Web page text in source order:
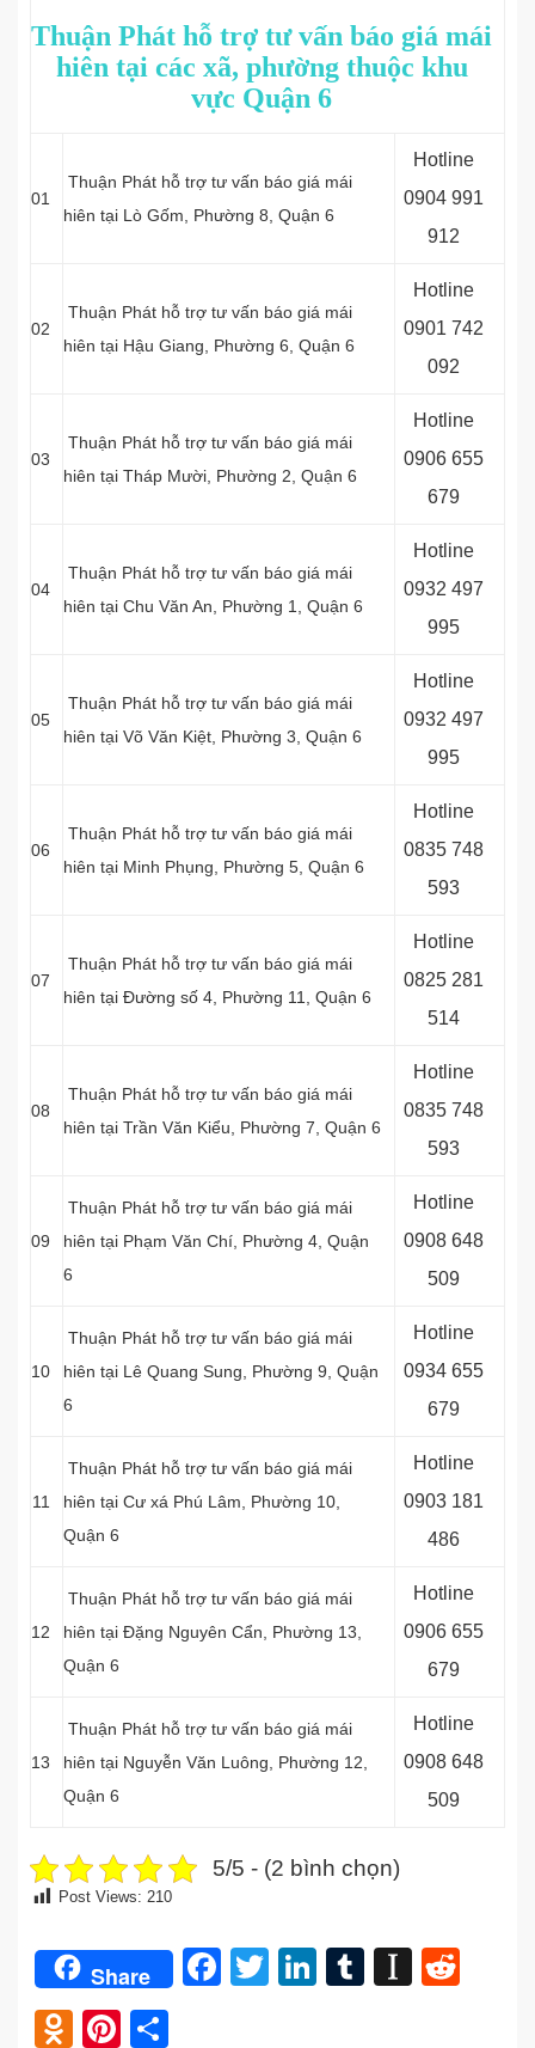
Thuận Phát hỗ trợ tư vấn báo giá mái
hiên tại các xã, phường thuộc khu
vực Quận 6
01
Thuận Phát hỗ trợ tư vấn báo giá mái
hiên tại Lò Gốm, Phường 8, Quận 6
Hotline
0904 991
912
02
Thuận Phát hỗ trợ tư vấn báo giá mái
hiên tại Hậu Giang, Phường 6, Quận 6
Hotline
0901 742
092
03
Thuận Phát hỗ trợ tư vấn báo giá mái
hiên tại Tháp Mười, Phường 2, Quận 6
Hotline
0906 655
679
04
Thuận Phát hỗ trợ tư vấn báo giá mái
hiên tại Chu Văn An, Phường 1, Quận 6
Hotline
0932 497
995
05
Thuận Phát hỗ trợ tư vấn báo giá mái
hiên tại Võ Văn Kiệt, Phường 3, Quận 6
Hotline
0932 497
995
06
Thuận Phát hỗ trợ tư vấn báo giá mái
hiên tại Minh Phụng, Phường 5, Quận 6
Hotline
0835 748
593
07
Thuận Phát hỗ trợ tư vấn báo giá mái
hiên tại Đường số 4, Phường 11, Quận 6
Hotline
0825 281
514
08
Thuận Phát hỗ trợ tư vấn báo giá mái
hiên tại Trần Văn Kiểu, Phường 7, Quận 6
Hotline
0835 748
593
09
Thuận Phát hỗ trợ tư vấn báo giá mái
hiên tại Phạm Văn Chí, Phường 4, Quận
6
Hotline
0908 648
509
10
Thuận Phát hỗ trợ tư vấn báo giá mái
hiên tại Lê Quang Sung, Phường 9, Quận
6
Hotline
0934 655
679
11
Thuận Phát hỗ trợ tư vấn báo giá mái
hiên tại Cư xá Phú Lâm, Phường 10,
Quận 6
Hotline
0903 181
486
12
Thuận Phát hỗ trợ tư vấn báo giá mái
hiên tại Đặng Nguyên Cẩn, Phường 13,
Quận 6
Hotline
0906 655
679
13
Thuận Phát hỗ trợ tư vấn báo giá mái
hiên tại Nguyễn Văn Luông, Phường 12,
Quận 6
Hotline
0908 648
509
5/5 - (2 bình chọn)
Post Views: 210
Share Facebook
TwitterLinkedIn
Tumblr
Odnoklassniki
Pinterest